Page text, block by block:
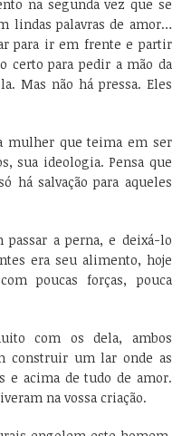
na segunda vez que se
lindas palavras de amor…
para ir em frente e partir
certo para pedir a mão da
Mas não há pressa. Eles
mulher que teima em ser
sua ideologia. Pensa que
há salvação para aqueles
a perna, e deixá-lo
era seu alimento, hoje
poucas forças, pouca
com os dela, ambos
construir um lar onde as
e acima de tudo de amor.
na vossa criação.